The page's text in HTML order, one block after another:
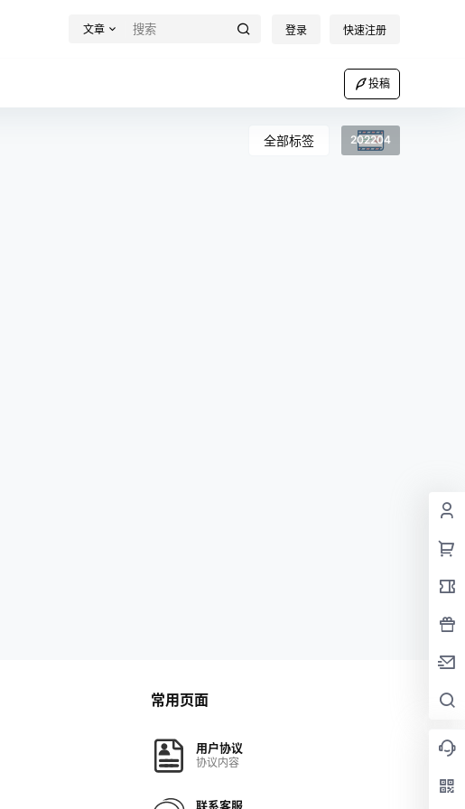
文章 登录 快速注册
投稿
全部标签 202204
常用页面
用户协议
协议内容
联系客服